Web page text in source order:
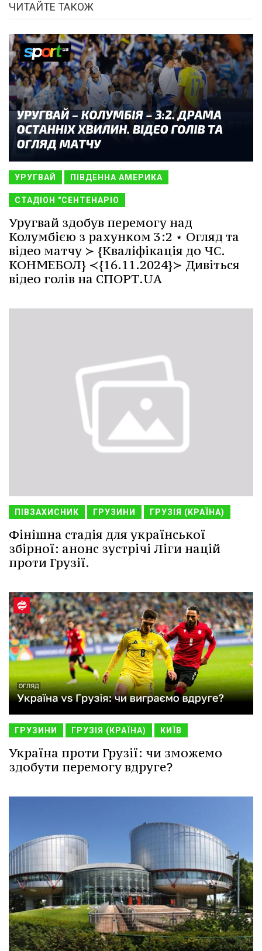
ЧИТАЙТЕ ТАКОЖ
УРУГВАЙ ПІВДЕННА АМЕРИКА
СТАДІОН "СЕНТЕНАРІО
Уругвай здобув перемогу над
Колумбією з рахунком 3:2 ⋆ Огляд та
відео матчу ≻ {Кваліфікація до ЧС.
КОНМЕБОЛ} ≺{16.11.2024}≻ Дивіться
відео голів на СПОРТ.UA
ПІВЗАХИСНИК ГРУЗИНИ ГРУЗІЯ (КРАЇНА)
Фінішна стадія для української
збірної: анонс зустрічі Ліги націй
проти Грузії.
ГРУЗИНИ ГРУЗІЯ (КРАЇНА) КИЇВ
Україна проти Грузії: чи зможемо
здобути перемогу вдруге?